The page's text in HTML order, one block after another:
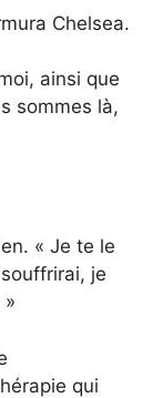
Chelsea.
ainsi que
sommes là,
« Je te le
je
qui